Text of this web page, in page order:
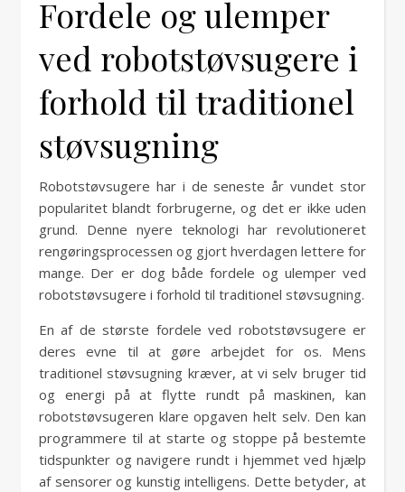
Fordele og ulemper
ved robotstøvsugere i
forhold til traditionel
støvsugning
Robotstøvsugere har i de seneste år vundet stor
popularitet blandt forbrugerne, og det er ikke uden
grund. Denne nyere teknologi har revolutioneret
rengøringsprocessen og gjort hverdagen lettere for
mange. Der er dog både fordele og ulemper ved
robotstøvsugere i forhold til traditionel støvsugning.
En af de største fordele ved robotstøvsugere er
deres evne til at gøre arbejdet for os. Mens
traditionel støvsugning kræver, at vi selv bruger tid
og energi på at flytte rundt på maskinen, kan
robotstøvsugeren klare opgaven helt selv. Den kan
programmere til at starte og stoppe på bestemte
tidspunkter og navigere rundt i hjemmet ved hjælp
af sensorer og kunstig intelligens. Dette betyder, at